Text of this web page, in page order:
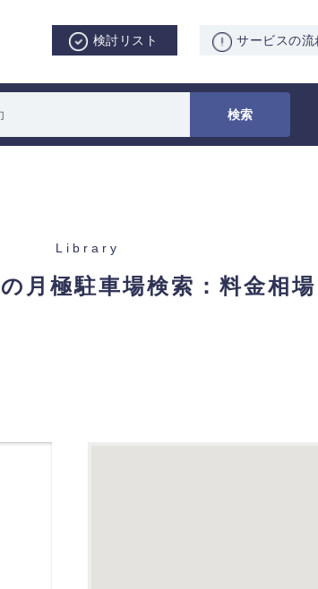
検討リスト サービスの流
Library
月極駐車場検索： 料金相